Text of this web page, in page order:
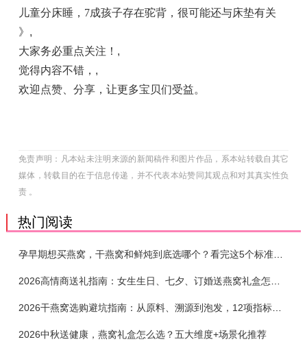
儿童分床睡，7成孩子存在驼背，很可能还与床垫有关
》 ,
大家务必重点关注！ ,
觉得内容不错， ,
欢迎点赞、分享，让更多宝贝们受益。
免责声明：凡本站未注明来源的新闻稿件和图片作品，系本站转载自其它
媒体，转载目的在于信息传递，并不代表本站赞同其观点和对其真实性负
责 。
热门阅读
孕早期想买燕窝，干燕窝和鲜炖到底选哪个？看完这5个标准再下单
2026干燕窝选购避坑指南：从原料、溯源到泡发，12项指标判断靠谱燕窝
2026中秋送健康，燕窝礼盒怎么选？五大维度+场景化推荐